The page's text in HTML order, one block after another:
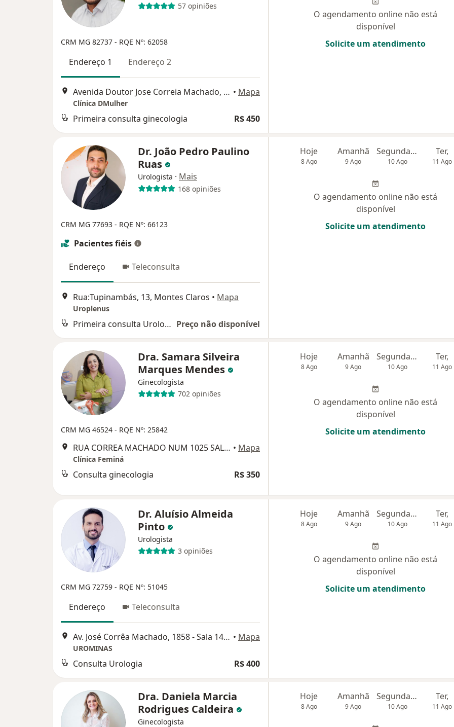
57 opiniões
CRM MG 82737 - RQE Nº: 62058
Endereço 1 Endereço 2
Avenida Doutor Jose Correia Machado, n1858 - Melo, Montes Claros • Mapa
Clínica DMulher
Primeira consulta ginecologia R$ 450
O agendamento online não está
disponível
Solicite um atendimento
Dr. João Pedro Paulino
Ruas
Urologista · Mais
168 opiniões
CRM MG 77693 - RQE Nº: 66123
Pacientes fiéis
Endereço Teleconsulta
Rua:Tupinambás, 13, Montes Claros • Mapa
Uroplenus
Primeira consulta Urologia Preço não disponível
Hoje
8 Ago
Amanhã
9 Ago
Segunda-feira
10 Ago
Ter,
11 Ago
O agendamento online não está
disponível
Solicite um atendimento
Dra. Samara Silveira
Marques Mendes
Ginecologista
702 opiniões
CRM MG 46524 - RQE Nº: 25842
RUA CORREA MACHADO NUM 1025 SALA 1202, Montes Claros • Mapa
Clínica Feminá
Consulta ginecologia R$ 350
Hoje
8 Ago
Amanhã
9 Ago
Segunda-feira
10 Ago
Ter,
11 Ago
O agendamento online não está
disponível
Solicite um atendimento
Dr. Aluísio Almeida
Pinto
Urologista
3 opiniões
CRM MG 72759 - RQE Nº: 51045
Endereço Teleconsulta
Av. José Corrêa Machado, 1858 - Sala 1401, Montes Claros • Mapa
UROMINAS
Consulta Urologia R$ 400
Hoje
8 Ago
Amanhã
9 Ago
Segunda-feira
10 Ago
Ter,
11 Ago
O agendamento online não está
disponível
Solicite um atendimento
Dra. Daniela Marcia
Rodrigues Caldeira
Ginecologista
Hoje
8 Ago
Amanhã
9 Ago
Segunda-feira
10 Ago
Ter,
11 Ago